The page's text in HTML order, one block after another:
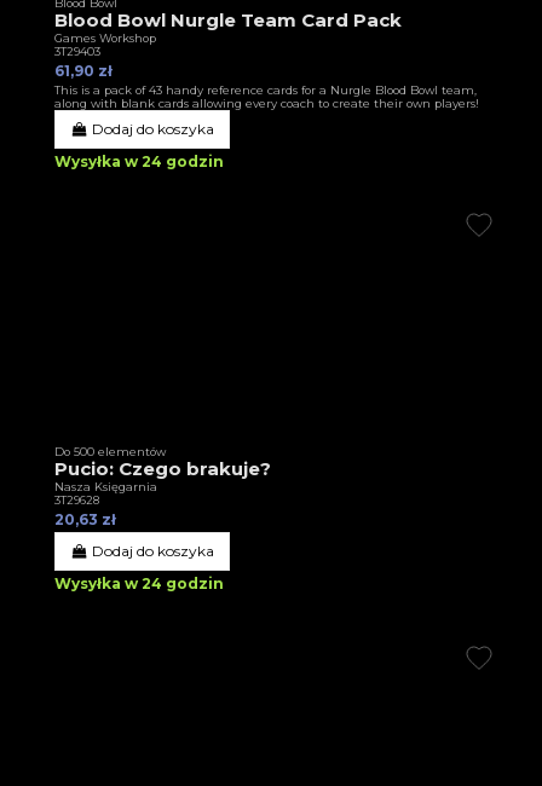
Blood Bowl
Blood Bowl Nurgle Team Card Pack
Games Workshop
3T29403
61,90 zł
This is a pack of 43 handy reference cards for a Nurgle Blood Bowl team,
along with blank cards allowing every coach to create their own players!
Dodaj do koszyka
Wysyłka w 24 godzin
Do 500 elementów
Pucio: Czego brakuje?
Nasza Księgarnia
3T29628
20,63 zł
Dodaj do koszyka
Wysyłka w 24 godzin